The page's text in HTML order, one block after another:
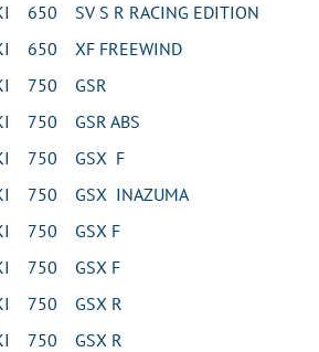
650 SV S R RACING EDITION
650 XF FREEWIND
750 GSR
750 GSR ABS
750 GSX F
750 GSX INAZUMA
750 GSX F
750 GSX F
750 GSX R
750 GSX R